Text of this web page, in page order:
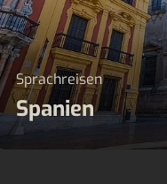
Sprachreisen
Spanien